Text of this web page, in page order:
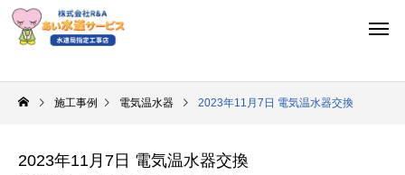
施工事例 電気温水器 2023年11月7日 電気温水器交換
2023年11月7日 電気温水器交換